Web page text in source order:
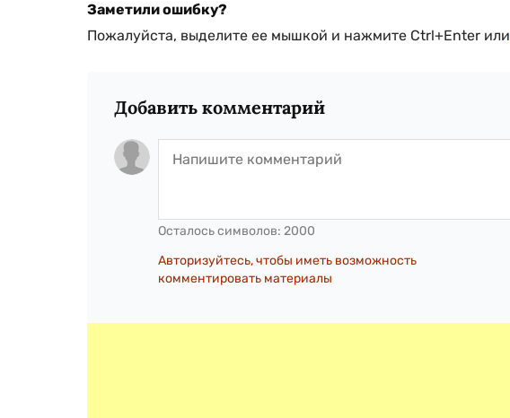
Заметили ошибку?
Пожалуйста, выделите ее мышкой и нажмите Ctrl+Enter или
Добавить комментарий
Осталось символов: 2000
Авторизуйтесь, чтобы иметь возможность
комментировать материалы